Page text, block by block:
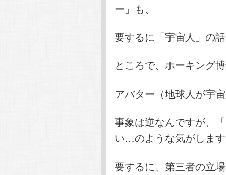
ー」も、
要するに「宇宙人」の
ところで、ホーキング
アバター（地球人が宇
事象は逆なんですが、
い…のような気がしま
要するに、第三者の立